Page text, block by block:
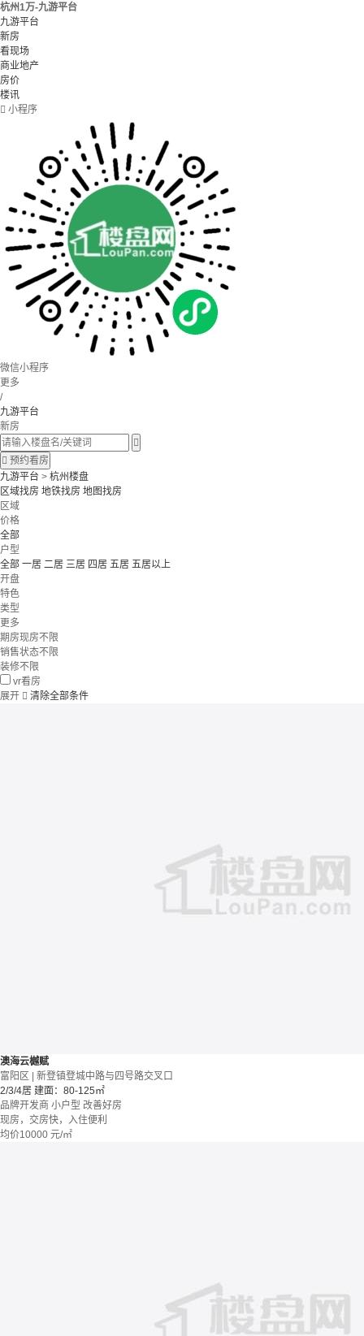
杭州1万-九游平台
九游平台
新房
看现场
商业地产
房价
楼讯
 小程序
微信小程序
更多
/
九游平台
新房

 预约看房
九游平台 > 杭州楼盘
区域找房 地铁找房 地图找房
区域
价格
全部
户型
全部 一居 二居 三居 四居 五居 五居以上
开盘
特色
类型
更多
期房现房不限
销售状态不限
装修不限
vr看房
展开  清除全部条件
澳海云樾赋
富阳区 | 新登镇登城中路与四号路交叉口
2/3/4居 建面：80-125㎡
品牌开发商 小户型 改善好房
现房，交房快，入住便利
均价10000 元/㎡